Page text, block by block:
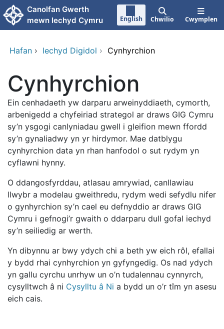
Neidio i'r prif gynnwy
Canolfan Gwerth
mewn Iechyd Cymru
English Chwilio Cwymplen
Hafan › Iechyd Digidol › Cynhyrchion
Cynhyrchion
Ein cenhadaeth yw darparu arweinyddiaeth, cymorth,
arbenigedd a chyfeiriad strategol ar draws GIG Cymru
sy’n ysgogi canlyniadau gwell i gleifion mewn ffordd
sy’n gynaliadwy yn yr hirdymor. Mae datblygu
cynhyrchion data yn rhan hanfodol o sut rydym yn
cyflawni hynny.
O ddangosfyrddau, atlasau amrywiad, canllawiau
llwybr a modelau gweithredu, rydym wedi sefydlu nifer
o gynhyrchion sy’n cael eu defnyddio ar draws GIG
Cymru i gefnogi’r gwaith o ddarparu dull gofal iechyd
sy’n seiliedig ar werth.
Yn dibynnu ar bwy ydych chi a beth yw eich rôl, efallai
y bydd rhai cynhyrchion yn gyfyngedig. Os nad ydych
yn gallu cyrchu unrhyw un o’n tudalennau cynnyrch,
cysylltwch â ni Cysylltu â Ni a bydd un o’r tîm yn asesu
eich cais.